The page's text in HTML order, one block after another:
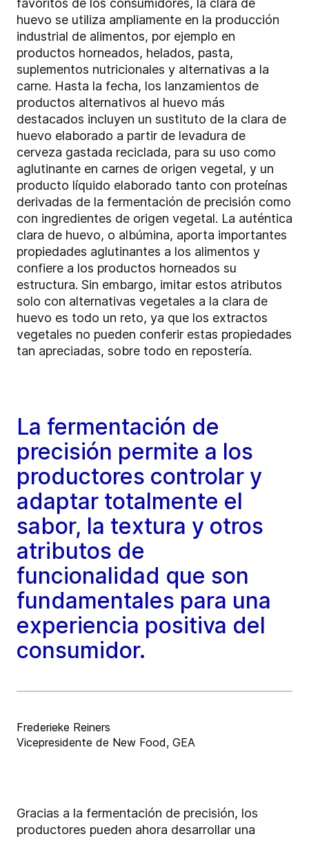
favoritos de los consumidores, la clara de
huevo se utiliza ampliamente en la producción
industrial de alimentos, por ejemplo en
productos horneados, helados, pasta,
suplementos nutricionales y alternativas a la
carne. Hasta la fecha, los lanzamientos de
productos alternativos al huevo más
destacados incluyen un sustituto de la clara de
huevo elaborado a partir de levadura de
cerveza gastada reciclada, para su uso como
aglutinante en carnes de origen vegetal, y un
producto líquido elaborado tanto con proteínas
derivadas de la fermentación de precisión como
con ingredientes de origen vegetal. La auténtica
clara de huevo, o albúmina, aporta importantes
propiedades aglutinantes a los alimentos y
confiere a los productos horneados su
estructura. Sin embargo, imitar estos atributos
solo con alternativas vegetales a la clara de
huevo es todo un reto, ya que los extractos
vegetales no pueden conferir estas propiedades
tan apreciadas, sobre todo en repostería.
La fermentación de
precisión permite a los
productores controlar y
adaptar totalmente el
sabor, la textura y otros
atributos de
funcionalidad que son
fundamentales para una
experiencia positiva del
consumidor.
Frederieke Reiners
Vicepresidente de New Food, GEA
Gracias a la fermentación de precisión, los
productores pueden ahora desarrollar una